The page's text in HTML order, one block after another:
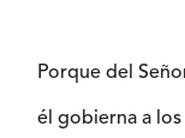
Porque del
él gobierna a